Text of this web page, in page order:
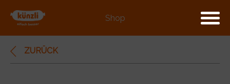
Shop
ZURÜCK